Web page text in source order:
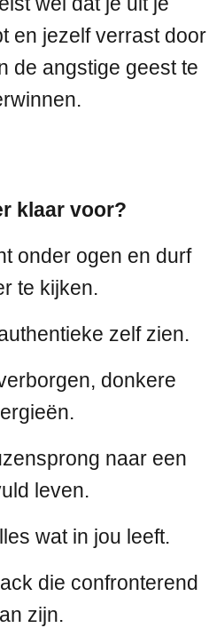
en jezelf verrast door
de angstige geest te
klaar voor?
onder ogen en durf
te kijken.
zelf zien.
donkere
naar een
leven.
wat in jou leeft.
die confronterend
zijn.